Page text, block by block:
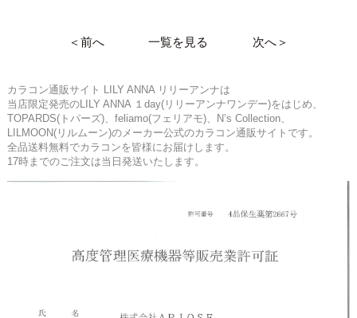
＜前へ 一覧を見る 次へ＞
カラコン通販サイト LILY ANNA リリーアンナは
当店限定発売のLILY ANNA １day(リリーアンナワンデー)をはじめ、
TOPARDS(トパーズ)、feliamo(フェリアモ)、N’s Collection、
LILMOON(リルムーン)のメーカー公式のカラコン通販サイトです。
全品送料無料でカラコンを皆様にお届けします。
17時までのご注文は当日発送いたします。